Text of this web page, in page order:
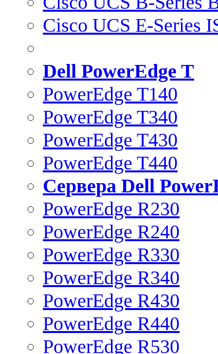
Cisco UCS E-Series
Dell PowerEdge T
PowerEdge T140
PowerEdge T340
PowerEdge T430
PowerEdge T440
Сервера Dell
PowerEdge R230
PowerEdge R240
PowerEdge R330
PowerEdge R340
PowerEdge R430
PowerEdge R440
PowerEdge R530